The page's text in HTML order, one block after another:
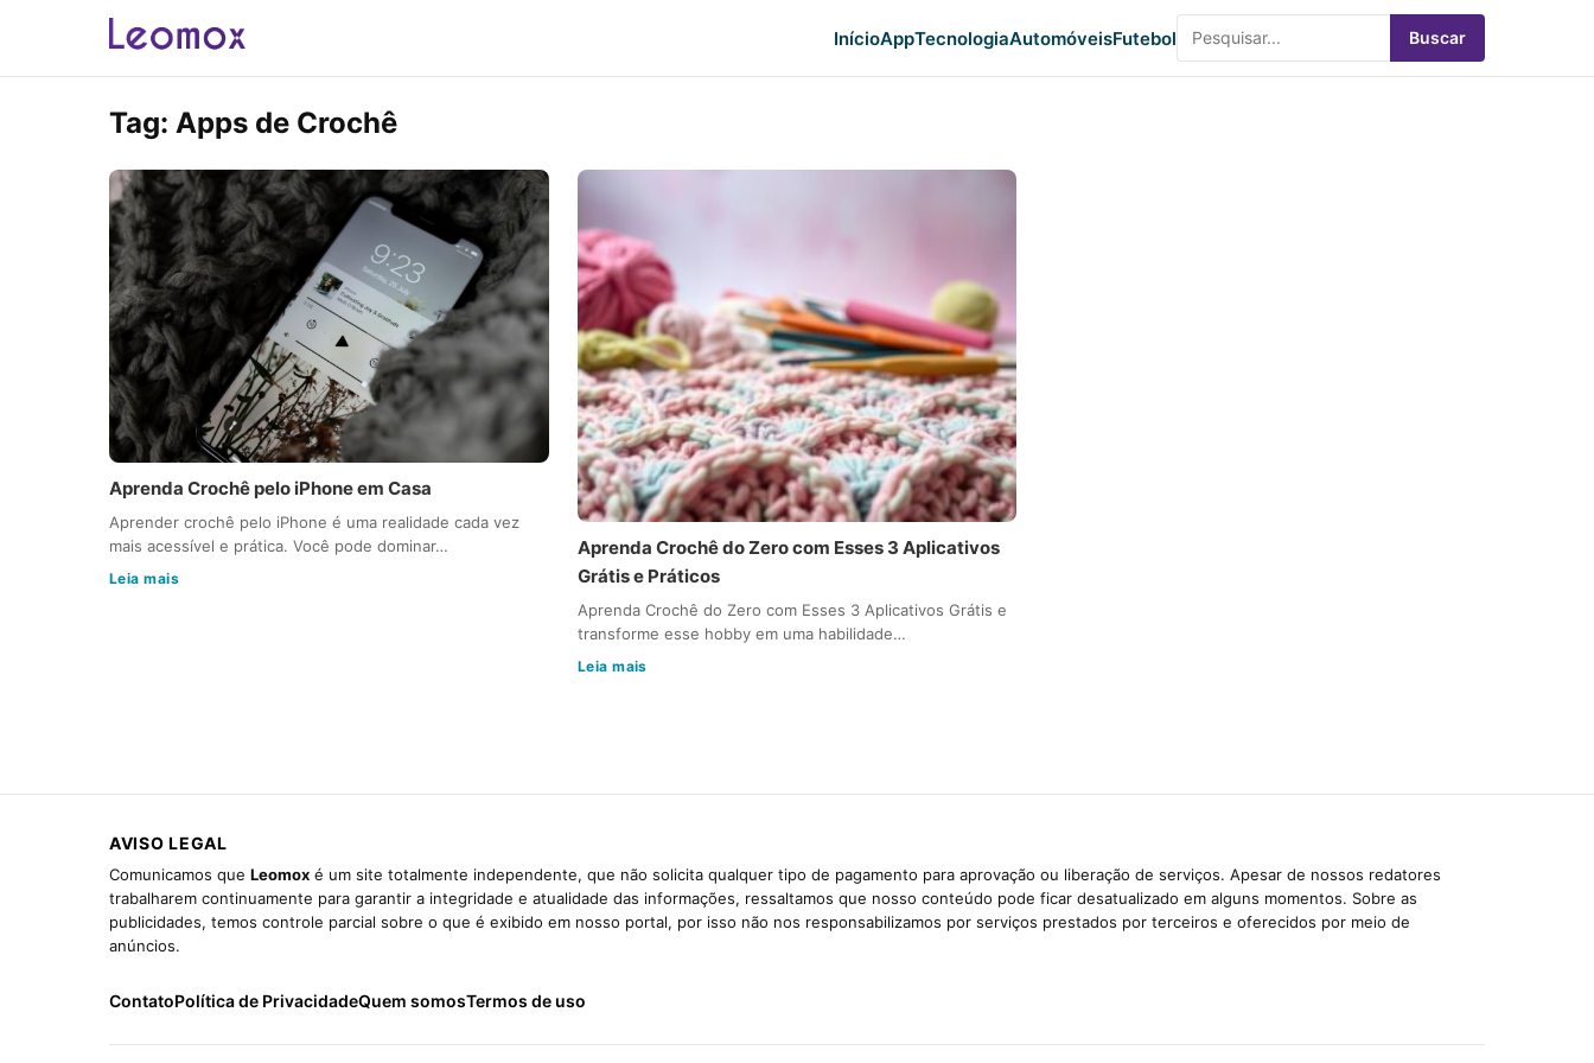
InícioAppTecnologiaAutomóveisFutebol Buscar
Tag: Apps de Crochê
Aprenda Crochê pelo iPhone em Casa
Aprender crochê pelo iPhone é uma realidade cada vez
mais acessível e prática. Você pode dominar…
Leia mais
Aprenda Crochê do Zero com Esses 3 Aplicativos
Grátis e Práticos
Aprenda Crochê do Zero com Esses 3 Aplicativos Grátis e
transforme esse hobby em uma habilidade…
Leia mais
AVISO LEGAL
Comunicamos que Leomox é um site totalmente independente, que não solicita qualquer tipo de pagamento para aprovação ou liberação de serviços. Apesar de nossos redatores
trabalharem continuamente para garantir a integridade e atualidade das informações, ressaltamos que nosso conteúdo pode ficar desatualizado em alguns momentos. Sobre as
publicidades, temos controle parcial sobre o que é exibido em nosso portal, por isso não nos responsabilizamos por serviços prestados por terceiros e oferecidos por meio de
anúncios.
ContatoPolítica de PrivacidadeQuem somosTermos de uso